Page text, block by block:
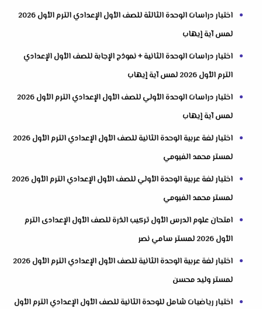
اختبار دراسات الوحدة الثالثة للصف الأول الإعدادي الترم الأول 2026
لمس آية إيهاب
اختبار دراسات الوحدة الثانية + نموذج الإجابة للصف الأول الإعدادي
الترم الأول 2026 لمس آية إيهاب
اختبار دراسات الوحدة الأولي للصف الأول الإعدادي الترم الأول 2026
لمس آية إيهاب
اختبار لغة عربية الوحدة الثانية للصف الأول الإعدادي الترم الأول 2026
لمستر محمد الفيومي
اختبار لغة عربية الوحدة الأولي للصف الأول الإعدادي الترم الأول 2026
لمستر محمد الفيومي
امتحان علوم الدرس الأول تركيب الذرة للصف الأول الإعدادى الترم
الأول 2026 لمستر سامي نصر
اختبار لغة عربية الوحدة الثانية للصف الأول الإعدادي الترم الأول 2026
لمستر وليد محسن
اختبار رياضيات شامل للوحدة الثانية للصف الأول الإعدادي الترم الأول